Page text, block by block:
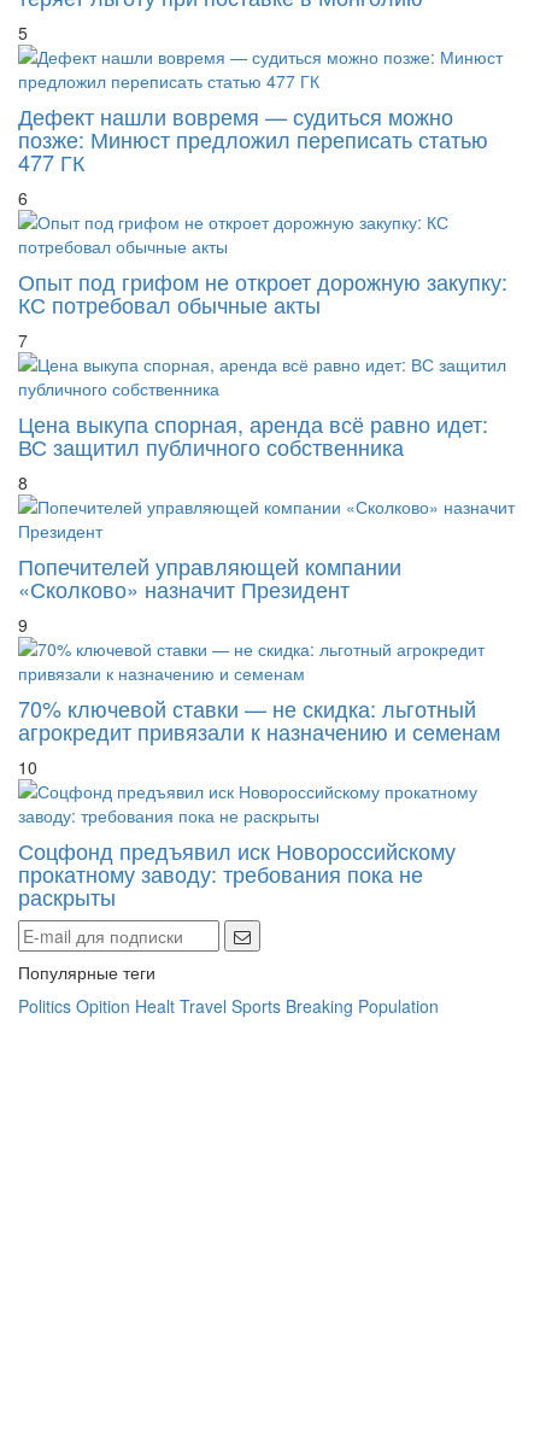
5
Дефект нашли вовремя — судиться можно
позже: Минюст предложил переписать статью
477 ГК
6
Опыт под грифом не откроет дорожную закупку:
КС потребовал обычные акты
7
Цена выкупа спорная, аренда всё равно идет:
ВС защитил публичного собственника
8
Попечителей управляющей компании
«Сколково» назначит Президент
9
70% ключевой ставки — не скидка: льготный
агрокредит привязали к назначению и семенам
10
Соцфонд предъявил иск Новороссийскому
прокатному заводу: требования пока не
раскрыты
Популярные теги
Politics Opition Healt Travel Sports Breaking Population